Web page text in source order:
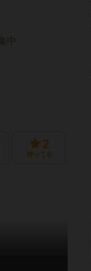
2
持ってる